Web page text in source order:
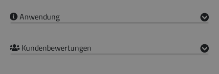
Anwendung
Kundenbewertungen